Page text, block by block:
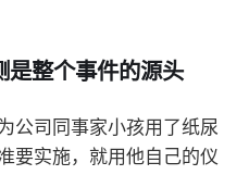
是整个事件的源头
公司同事家小孩用了纸尿
要实施，就用他自己的仪